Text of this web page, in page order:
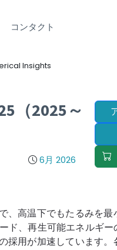
コンタクト
Insights
（2025～
6月 2026
高温下でもたるみを最
ド、再生可能エネルギ
用が加速しています。